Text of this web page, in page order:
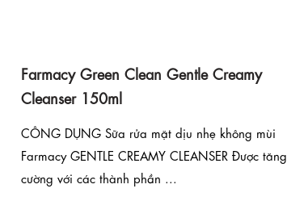
Farmacy Green Clean Gentle Creamy
Cleanser 150ml
CÔNG DỤNG Sữa rửa mặt dịu nhẹ không mùi
Farmacy GENTLE CREAMY CLEANSER Được tăng
cường với các thành phần ...